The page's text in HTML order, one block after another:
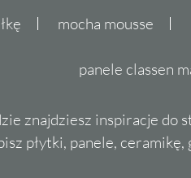
mocha mousse
panele classen
znajdziesz inspiracje do
płytki, panele,